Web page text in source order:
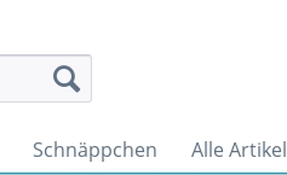
Schnäppchen Alle Artikel